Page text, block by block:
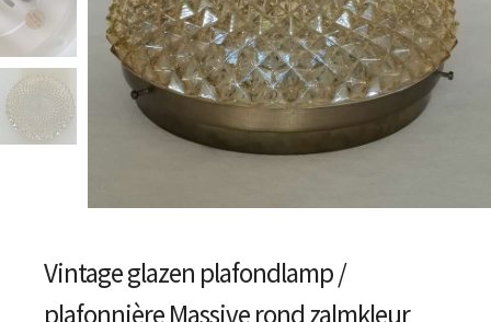
Vintage glazen plafondlamp /
plafonnière Massive rond zalmkleur